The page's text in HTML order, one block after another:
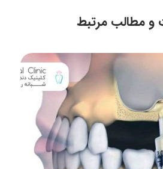
و مطالب مرتبط